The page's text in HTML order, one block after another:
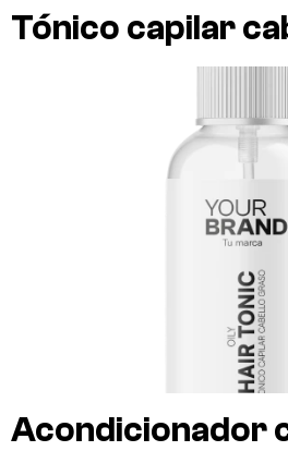
Tónico capilar
Acondicionador